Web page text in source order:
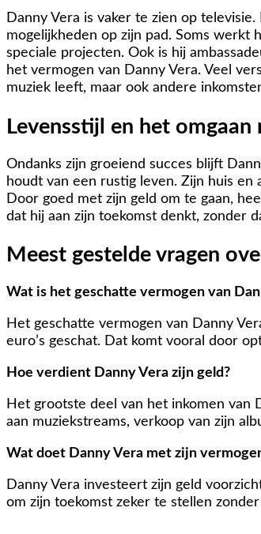
Danny Vera is vaker te zien op
mogelijkheden op zijn pad. Soms
speciale projecten. Ook is hij
het vermogen van Danny Vera. Veel
muziek leeft, maar ook andere
Levensstijl en het omgaan
Ondanks zijn groeiend succes blijft
houdt van een rustig leven. Zijn huis
Door goed met zijn geld om te gaan,
dat hij aan zijn toekomst denkt, zonder
Meest gestelde vragen
Wat is het geschatte vermogen van
Het geschatte vermogen van Danny
euro’s geschat. Dat komt vooral door
Hoe verdient Danny Vera zijn geld?
Het grootste deel van het inkomen van
aan muziekstreams, verkoop van zijn
Wat doet Danny Vera met zijn
Danny Vera investeert zijn geld
om zijn toekomst zeker te stellen